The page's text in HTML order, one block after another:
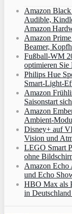
Amazon
Audible,
Amazon
Amazon
Beamer,
Fußball-WM
optimieren Sie
Philips Hue
Amazon
Saisonstart
Amazon
Disney+ auf
Vision und
LEGO Smart
ohne
Amazon Echo
und Echo
HBO Max als
in